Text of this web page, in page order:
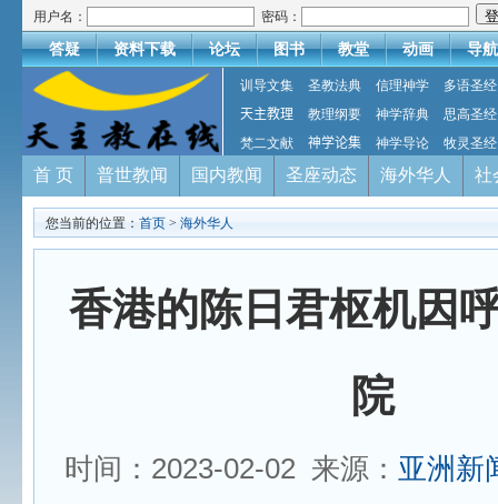
用户名： 密码：
答疑 资料下载 论坛 图书 教堂 动画 导航
训导文集 圣教法典 信理神学
多语圣经
天主教理
教理纲要 神学辞典
思高圣经
梵二文献
神学论集 神学导论 牧灵圣经
首 页 普世教闻 国内教闻 圣座动态 海外华人 社
您当前的位置： 首页 > 海外华人
香港的陈日君枢机因
院
时间：2023-02-02 来源： 亚洲新